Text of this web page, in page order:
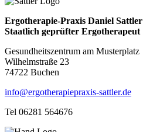
Ergotherapie-Praxis Daniel Sattler
Staatlich geprüfter Ergotherapeut
Gesundheitszentrum am Musterplatz
Wilhelmstraße 23
74722 Buchen
info@ergotherapiepraxis-sattler.de
Tel 06281 564676